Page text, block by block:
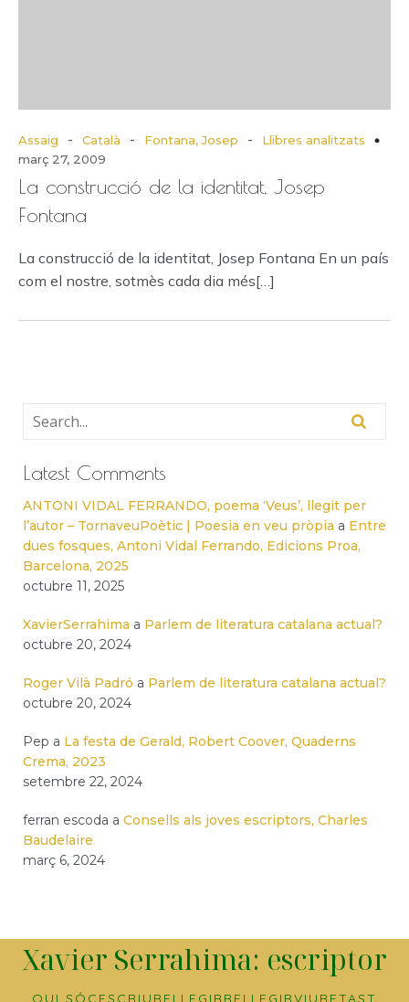
Assaig - Català - Fontana, Josep -
Llibres analitzats
març 27, 2009
La construcció de la identitat, Josep
Fontana
La construcció de la identitat, Josep Fontana En un país
com el nostre, sotmès cada dia més[…]
Latest Comments
ANTONI VIDAL FERRANDO, poema ‘Veus’, llegit per
l’autor – TornaveuPoètic | Poesia en veu pròpia a Entre
dues fosques, Antoni Vidal Ferrando, Edicions Proa,
Barcelona, 2025
octubre 11, 2025
XavierSerrahima a Parlem de literatura catalana actual?
octubre 20, 2024
Roger Vilà Padró a Parlem de literatura catalana actual?
octubre 20, 2024
Pep a La festa de Gerald, Robert Coover, Quaderns
Crema, 2023
setembre 22, 2024
ferran escoda a Consells als joves escriptors, Charles
Baudelaire
març 6, 2024
Xavier Serrahima: escriptor
QUI SÓC ESCRIURE LLEGIR RELLEGIRVIURETAST